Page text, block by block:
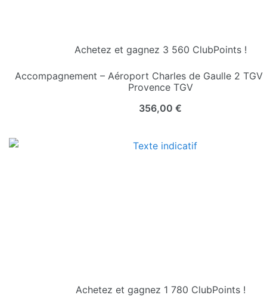
Achetez et gagnez 3 560 ClubPoints !
Accompagnement – Aéroport Charles de Gaulle 2
Provence TGV
356,00 €
Achetez et gagnez 1 780 ClubPoints !